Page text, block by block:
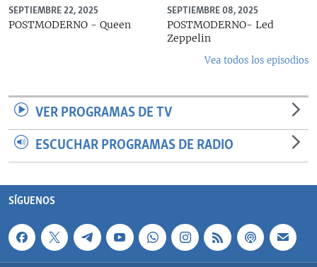
SEPTIEMBRE 22, 2025
POSTMODERNO - Queen
SEPTIEMBRE 08, 2025
POSTMODERNO- Led
Zeppelin
Vea todos los episodios
VER PROGRAMAS DE TV
ESCUCHAR PROGRAMAS DE RADIO
SÍGUENOS